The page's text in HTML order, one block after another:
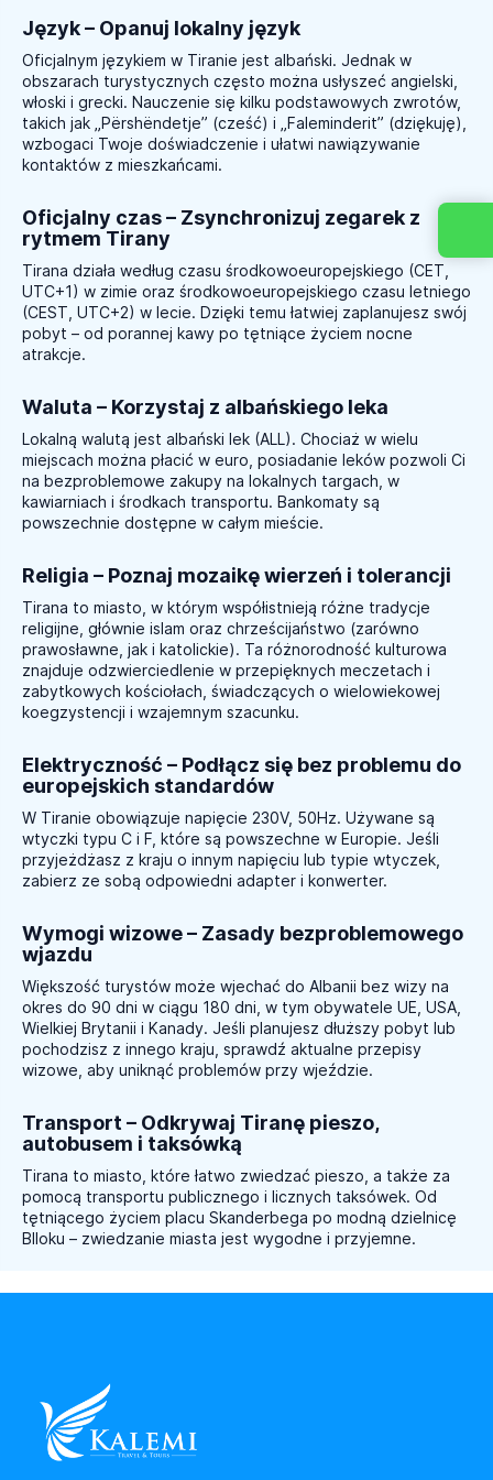
Język – Opanuj lokalny język
Oficjalnym językiem w Tiranie jest albański. Jednak w
obszarach turystycznych często można usłyszeć angielski,
włoski i grecki. Nauczenie się kilku podstawowych zwrotów,
takich jak „Përshëndetje” (cześć) i „Faleminderit” (dziękuję),
wzbogaci Twoje doświadczenie i ułatwi nawiązywanie
kontaktów z mieszkańcami.
Oficjalny czas – Zsynchronizuj zegarek z
rytmem Tirany
Tirana działa według czasu środkowoeuropejskiego (CET,
UTC+1) w zimie oraz środkowoeuropejskiego czasu letniego
(CEST, UTC+2) w lecie. Dzięki temu łatwiej zaplanujesz swój
pobyt – od porannej kawy po tętniące życiem nocne
atrakcje.
Waluta – Korzystaj z albańskiego leka
Lokalną walutą jest albański lek (ALL). Chociaż w wielu
miejscach można płacić w euro, posiadanie leków pozwoli Ci
na bezproblemowe zakupy na lokalnych targach, w
kawiarniach i środkach transportu. Bankomaty są
powszechnie dostępne w całym mieście.
Religia – Poznaj mozaikę wierzeń i tolerancji
Tirana to miasto, w którym współistnieją różne tradycje
religijne, głównie islam oraz chrześcijaństwo (zarówno
prawosławne, jak i katolickie). Ta różnorodność kulturowa
znajduje odzwierciedlenie w przepięknych meczetach i
zabytkowych kościołach, świadczących o wielowiekowej
koegzystencji i wzajemnym szacunku.
Elektryczność – Podłącz się bez problemu do
europejskich standardów
W Tiranie obowiązuje napięcie 230V, 50Hz. Używane są
wtyczki typu C i F, które są powszechne w Europie. Jeśli
przyjeżdżasz z kraju o innym napięciu lub typie wtyczek,
zabierz ze sobą odpowiedni adapter i konwerter.
Wymogi wizowe – Zasady bezproblemowego
wjazdu
Większość turystów może wjechać do Albanii bez wizy na
okres do 90 dni w ciągu 180 dni, w tym obywatele UE, USA,
Wielkiej Brytanii i Kanady. Jeśli planujesz dłuższy pobyt lub
pochodzisz z innego kraju, sprawdź aktualne przepisy
wizowe, aby uniknąć problemów przy wjeździe.
Transport – Odkrywaj Tiranę pieszo,
autobusem i taksówką
Tirana to miasto, które łatwo zwiedzać pieszo, a także za
pomocą transportu publicznego i licznych taksówek. Od
tętniącego życiem placu Skanderbega po modną dzielnicę
Blloku – zwiedzanie miasta jest wygodne i przyjemne.